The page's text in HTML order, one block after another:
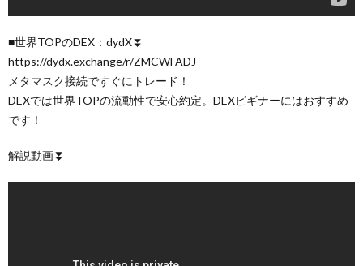
■世界TOPのDEX：dydX⏬
https://dydx.exchange/r/ZMCWFADJ
メタマスク接続ですぐにトレード！
DEXでは世界TOPの流動性で安心約定。DEXビギナーにはおすすめ
です！
解説動画⏬